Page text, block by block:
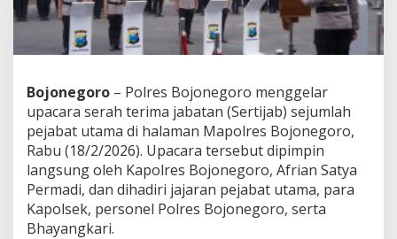
G
e
a
e
r
t
i
a
b
S
Bojonegoro – Polres Bojonegoro menggelar
upacara serah terima jabatan (Sertijab) sejumlah
pejabat utama di halaman Mapolres Bojonegoro,
Rabu (18/2/2026). Upacara tersebut dipimpin
langsung oleh Kapolres Bojonegoro, Afrian Satya
Permadi, dan dihadiri jajaran pejabat utama, para
Kapolsek, personel Polres Bojonegoro, serta
Bhayangkari.